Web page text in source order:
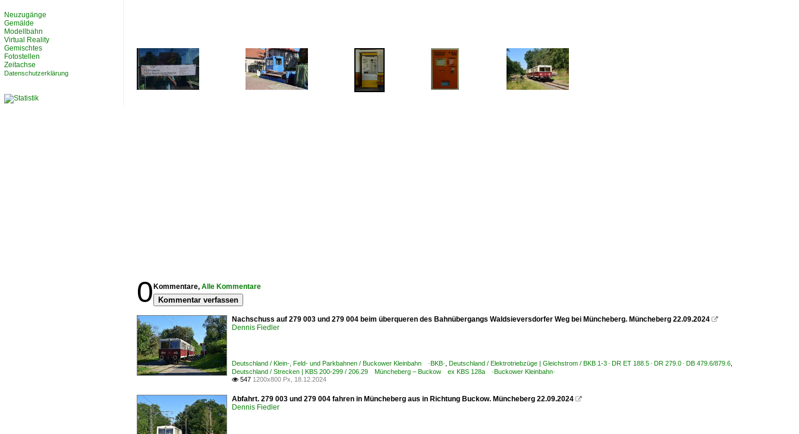
0 Kommentare, Alle Kommentare
Kommentar verfassen
Nachschuss auf 279 003 und 279 004 beim überqueren des Bahnübergangs Waldsieversdorfer Weg bei Müncheberg. Müncheberg 22.09.2024 
Dennis Fiedler
Deutschland / Klein-, Feld- und Parkbahnen / Buckower Kleinbahn ·BKB· Deutschland / Elektrotriebzüge | Gleichstrom / BKB 1-3 · DR ET 188.5 · DR 279.0 · DB 479.6/879.6
Deutschland / Strecken | KBS 200-299 / 206.29 Müncheberg – Buckow ex KBS 128a ·Buckower Kleinbahn·
 547 1200x800 Px, 18.12.2024
Abfahrt. 279 003 und 279 004 fahren in Müncheberg aus in Richtung Buckow. Müncheberg 22.09.2024 
Dennis Fiedler
Neuzugänge
Gemälde
Modellbahn
Virtual Reality
Gemischtes
Fotostellen
Zeitachse
Datenschutzerklärung